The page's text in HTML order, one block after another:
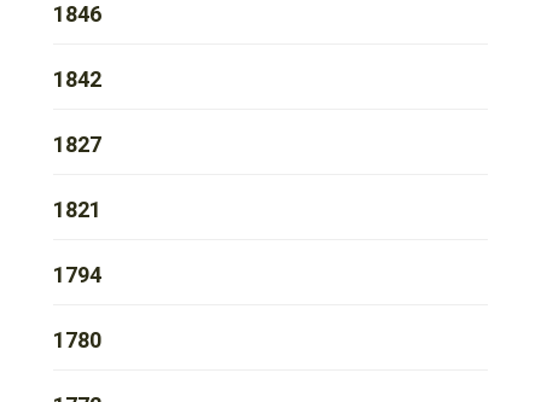
1846
1842
1827
1821
1794
1780